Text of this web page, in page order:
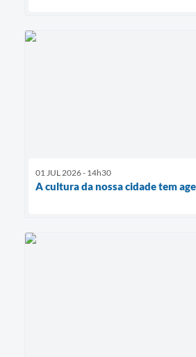
01 JUL 2026 - 14h30
A cultura da nossa cidade tem